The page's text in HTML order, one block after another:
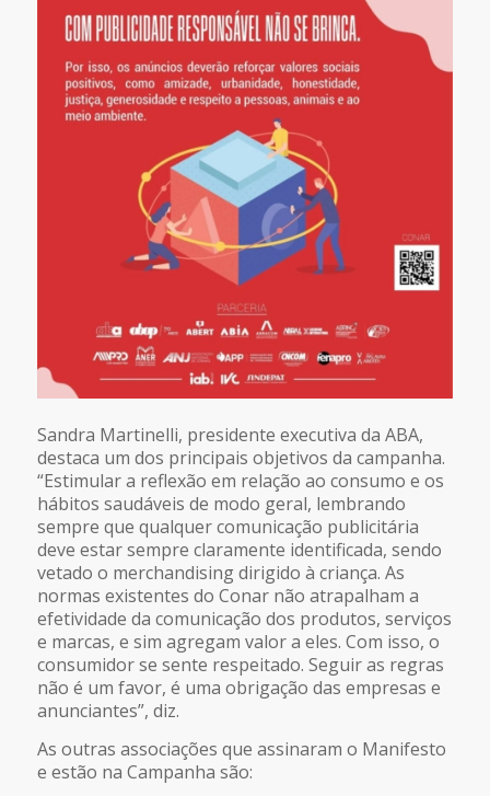
Sandra Martinelli, presidente executiva da ABA,
destaca um dos principais objetivos da campanha.
“Estimular a reflexão em relação ao consumo e os
hábitos saudáveis de modo geral, lembrando
sempre que qualquer comunicação publicitária
deve estar sempre claramente identificada, sendo
vetado o merchandising dirigido à criança. As
normas existentes do Conar não atrapalham a
efetividade da comunicação dos produtos, serviços
e marcas, e sim agregam valor a eles. Com isso, o
consumidor se sente respeitado. Seguir as regras
não é um favor, é uma obrigação das empresas e
anunciantes”, diz.
As outras associações que assinaram o Manifesto
e estão na Campanha são: